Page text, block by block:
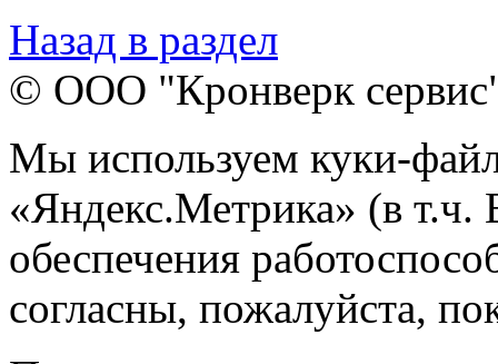
Назад в раздел
© ООО "Кронверк
Мы используем куки-
«Яндекс.Метрика» (в т.ч.
обеспечения
согласны, пожалуйста,